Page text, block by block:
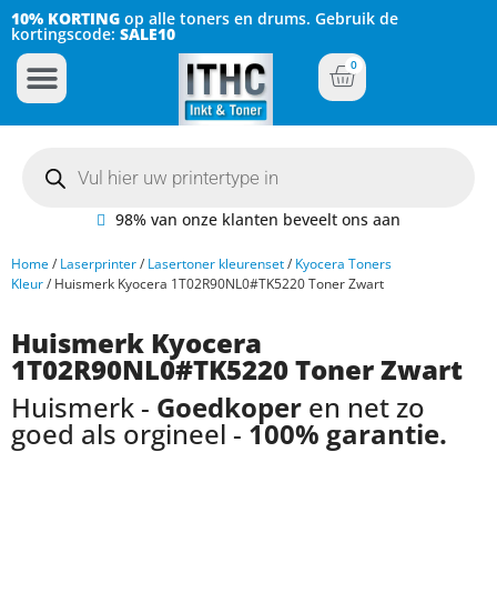
10% KORTING op alle toners en drums. Gebruik de
kortingscode: SALE10
0
98% van onze klanten beveelt ons aan
Home/ Laserprinter/ Lasertoner kleurenset/ Kyocera Toners
Kleur/ Huismerk Kyocera 1T02R90NL0#TK5220 Toner Zwart
Huismerk Kyocera
1T02R90NL0#TK5220 Toner Zwart
Huismerk - Goedkoper en net zo
goed als orgineel - 100% garantie.